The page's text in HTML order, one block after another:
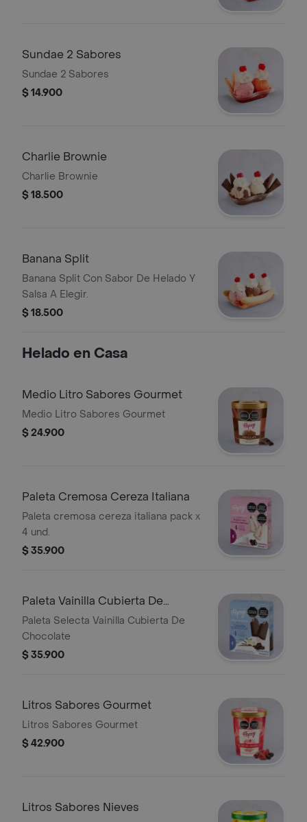
Sundae 2 Sabores
Sundae 2 Sabores
$ 14.900
Charlie Brownie
Charlie Brownie
$ 18.500
Banana Split
Banana Split Con Sabor De Helado Y
Salsa A Elegir.
$ 18.500
Helado en Casa
Medio Litro Sabores Gourmet
Medio Litro Sabores Gourmet
$ 24.900
Paleta Cremosa Cereza Italiana
Paleta cremosa cereza italiana pack x
4 und.
$ 35.900
Paleta Vainilla Cubierta De
Chocolate
Paleta Selecta Vainilla Cubierta De
Chocolate
$ 35.900
Litros Sabores Gourmet
Litros Sabores Gourmet
$ 42.900
Litros Sabores Nieves